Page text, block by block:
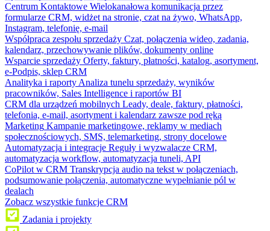
Centrum Kontaktowe Wielokanałowa komunikacja przez
formularze CRM, widżet na stronie, czat na żywo, WhatsApp,
Instagram, telefonię, e-mail
Współpraca zespołu sprzedaży Czat, połączenia wideo, zadania,
kalendarz, przechowywanie plików, dokumenty online
Wsparcie sprzedaży Oferty, faktury, płatności, katalog, asortyment,
e-Podpis, sklep CRM
Analityka i raporty Analiza tunelu sprzedaży, wyników
pracowników, Sales Intelligence i raportów BI
CRM dla urządzeń mobilnych Leady, deale, faktury, płatności,
telefonia, e-mail, asortyment i kalendarz zawsze pod ręką
Marketing Kampanie marketingowe, reklamy w mediach
społecznościowych, SMS, telemarketing, strony docelowe
Automatyzacja i integracje Reguły i wyzwalacze CRM,
automatyzacja workflow, automatyzacja tuneli, API
CoPilot w CRM Transkrypcja audio na tekst w połączeniach,
podsumowanie połączenia, automatyczne wypełnianie pól w
dealach
Zobacz wszystkie funkcje CRM
Zadania i projekty